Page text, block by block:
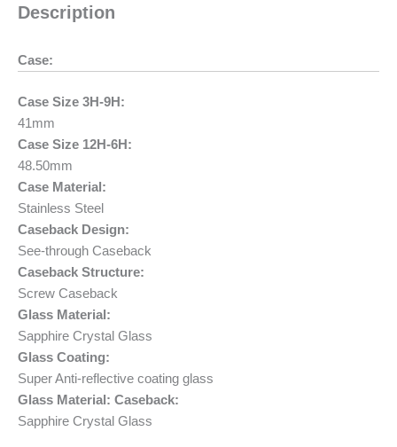
Description
Case:
Case Size 3H-9H:
41mm
Case Size 12H-6H:
48.50mm
Case Material:
Stainless Steel
Caseback Design:
See-through Caseback
Caseback Structure:
Screw Caseback
Glass Material:
Sapphire Crystal Glass
Glass Coating:
Super Anti-reflective coating glass
Glass Material: Caseback:
Sapphire Crystal Glass